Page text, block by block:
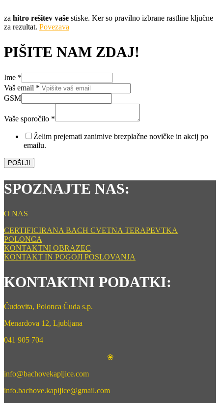
za hitro rešitev vaše stiske. Ker so pravilno izbrane rastline ključne
za rezultat. Povezava
PIŠITE NAM ZDAJ!
Ime *
*
*
Vaš email *
GSM
Vaše sporočilo *
Želim prejemati zanimive brezplačne novičke in akcij po
emailu.
POŠLJI
SPOZNAJTE NAS:
O NAS
CERTIFICIRANA BACH CVETNA TERAPEVTKA
POLONCA
KONTAKTNI OBRAZEC
KONTAKT IN POGOJI POSLOVANJA
KONTAKTNI PODATKI:
Čudovita, Polonca Čuda s.p.
Menardova 12, Ljubljana
041 905 704
❀
info@bachovekapljice.com
info.bachove.kapljice@gmail.com